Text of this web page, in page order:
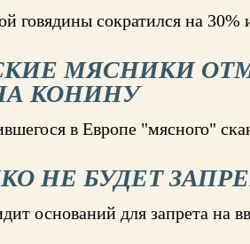
говядины сократился на 30%
МЯСНИКИ
КОНИНУ
в Европе "мясного"
НЕ БУДЕТ
оснований для запрета на